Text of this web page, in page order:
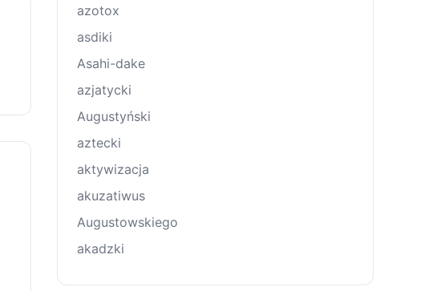
azotox
asdiki
Asahi-dake
azjatycki
Augustyński
aztecki
aktywizacja
akuzatiwus
Augustowskiego
akadzki